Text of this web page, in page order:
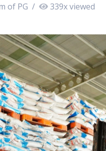
of PG / 339x viewed